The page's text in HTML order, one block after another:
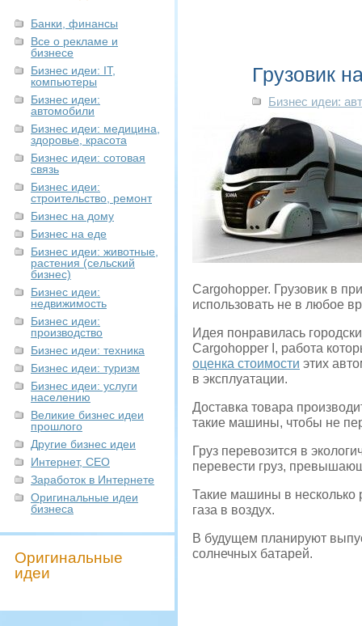
Банки, финансы
Все о рекламе и
бизнесе
Бизнес идеи: IT,
компьютеры
Бизнес идеи:
автомобили
Бизнес идеи: медицина,
здоровье, красота
Бизнес идеи: сотовая
связь
Бизнес идеи:
строительство, ремонт
Бизнес на дому
Бизнес на еде
Бизнес идеи: животные,
растения (сельский
бизнес)
Бизнес идеи:
недвижимость
Бизнес идеи:
производство
Бизнес идеи: техника
Бизнес идеи: туризм
Бизнес идеи: услуги
населению
Великие бизнес идеи
прошлого
Другие бизнес идеи
Интернет, СЕО
Заработок в Интернете
Оригинальные идеи
бизнеса
Оригинальные
идеи
Грузовик
Бизнес идеи:
Cargohopper. Грузовик в
использовать не в любое
Идея понравилась
Cargohopper I, работа
оценка стоимости этих
в эксплуатации.
Доставка товара
такие машины, чтобы не
Груз перевозится в
перевести груз,
Такие машины в несколько
газа в воздух.
В будущем планируют
солнечных батарей.